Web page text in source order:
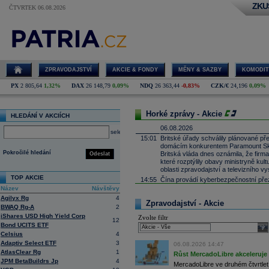
ČTVRTEK 06.08.2026
ZPRAVODAJSTVÍ AKCIE & FONDY MĚNY & SAZBY
PX 2 805,64 1,32% DAX 26 148,79 0,09% NDQ 26 363,44 -0,83% CZK/€ 24,196 0,09%
HLEDÁNÍ V AKCIÍCH
select
Odeslat
Pokročilé hledání
TOP AKCIE
Název
Návštěvy
Agilyx Rg
4
BWAQ Rg-A
2
iShares USD High Yield Corp
Bond UCITS ETF
12
Celsius
4
Adaptiv Select ETF
3
AtlasClear Rg
1
JPM BetaBuildrs Jp
4
Horké zprávy - Akcie
06.08.2026
15:01
Britské úřady schválily plánované
domácím konkurentem Paramount
Britská vláda dnes oznámila, že
které rozptýlily obavy ministryně
oblasti zpravodajství a televizního
14:55 Čína provádí kyberbezpečnostní
14:26 Heineken-Deut......
13:31 Jindřichohradecká likérka Fruko-
hospodařila se ztrátou 10,6 milionu
milionu
. Firma loni vyměnila
který se dříve zaměřoval na
13:04
Generali-Citi......
12:49 Ahold -UBSsni......
12:25 Next -Citigrou......
Zpravodajství - Akcie
Zvolte filtr
06.08.2026 14:47
Růst MercadoLibre
MercadoLibre ve druhém